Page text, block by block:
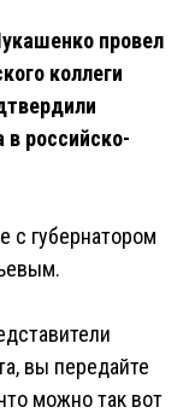
провел
коллеги
в российско-
с губернатором
вы передайте
можно так вот